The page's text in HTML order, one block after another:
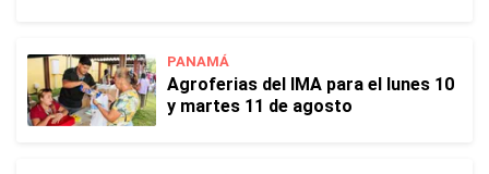
PANAMÁ
Agroferias del IMA para el lunes 10
y martes 11 de agosto